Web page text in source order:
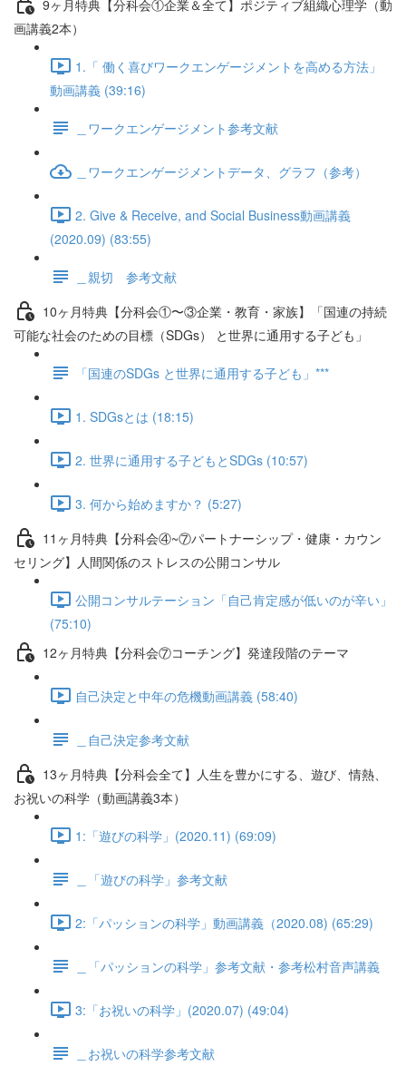
9ヶ月特典【分科会①企業＆全て】ポジティブ組織心理学（動
画講義2本）
1.「 働く喜びワークエンゲージメントを高める方法」
動画講義 (39:16)
＿ワークエンゲージメント参考文献
＿ワークエンゲージメントデータ、グラフ（参考）
2. Give & Receive, and Social Business動画講義
(2020.09) (83:55)
＿親切 参考文献
10ヶ月特典【分科会①〜③企業・教育・家族】「国連の持続
可能な社会のための目標（SDGs） と世界に通用する子ども」
「国連のSDGs と世界に通用する子ども」***
1. SDGsとは (18:15)
2. 世界に通用する子どもとSDGs (10:57)
3. 何から始めますか？ (5:27)
11ヶ月特典【分科会④~⑦パートナーシップ・健康・カウン
セリング】人間関係のストレスの公開コンサル
公開コンサルテーション「自己肯定感が低いのが辛い」
(75:10)
12ヶ月特典【分科会⑦コーチング】発達段階のテーマ
自己決定と中年の危機動画講義 (58:40)
＿自己決定参考文献
13ヶ月特典【分科会全て】人生を豊かにする、遊び、情熱、
お祝いの科学（動画講義3本）
1:「遊びの科学」(2020.11) (69:09)
＿「遊びの科学」参考文献
2:「パッションの科学」動画講義（2020.08) (65:29)
＿「パッションの科学」参考文献・参考松村音声講義
3:「お祝いの科学」(2020.07) (49:04)
＿お祝いの科学参考文献